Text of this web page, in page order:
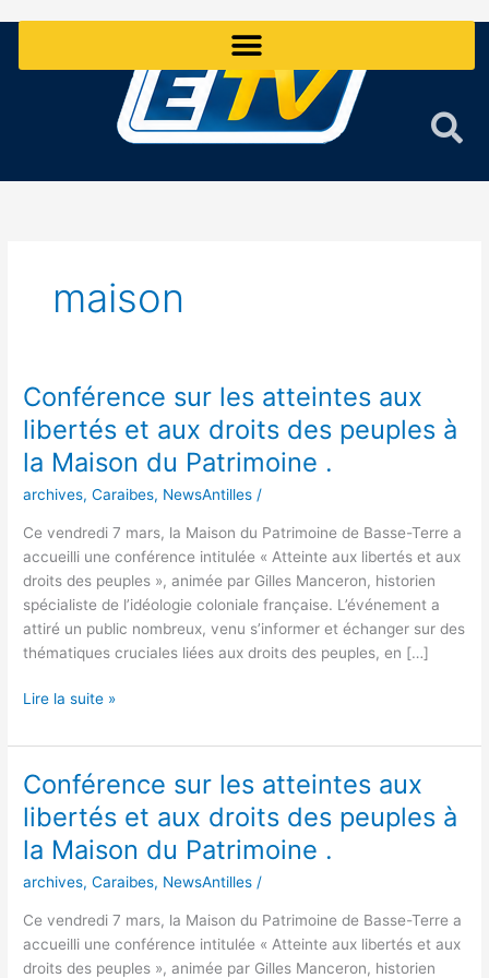
maison
Conférence sur les atteintes aux
libertés et aux droits des peuples à
la Maison du Patrimoine .
archives,Caraibes, NewsAntilles /
Ce vendredi 7 mars, la Maison du Patrimoine de Basse-Terre a
accueilli une conférence intitulée « Atteinte aux libertés et aux
droits des peuples », animée par Gilles Manceron, historien
spécialiste de l’idéologie coloniale française. L’événement a
attiré un public nombreux, venu s’informer et échanger sur des
thématiques cruciales liées aux droits des peuples, en […]
Conférence
sur
les
atteintes
aux
et
aux
droits
des
peuples
à
Maison
Patrimoine
.
Lire la suite »
Conférence sur les atteintes aux
libertés et aux droits des peuples à
la Maison du Patrimoine .
archives,Caraibes, NewsAntilles /
Ce vendredi 7 mars, la Maison du Patrimoine de Basse-Terre a
accueilli une conférence intitulée « Atteinte aux libertés et aux
droits des peuples », animée par Gilles Manceron, historien
Conférence
sur
les
atteintes
aux
et
aux
droits